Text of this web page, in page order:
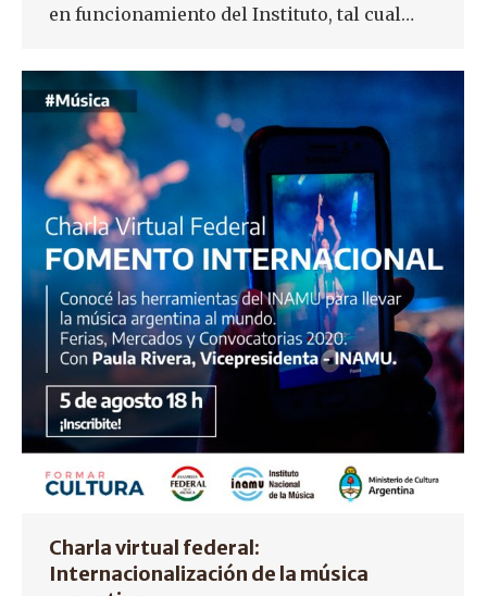
en funcionamiento del Instituto, tal cual…
Charla virtual federal:
Internacionalización de la música